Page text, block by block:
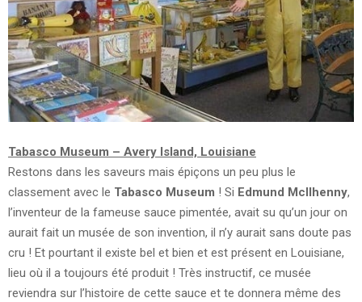
Tabasco Museum – Avery Island, Louisiane
Restons dans les saveurs mais épiçons un peu plus le
classement avec le Tabasco Museum ! Si Edmund Mcllhenny,
l’inventeur de la fameuse sauce pimentée, avait su qu’un jour on
aurait fait un musée de son invention, il n’y aurait sans doute pas
cru ! Et pourtant il existe bel et bien et est présent en Louisiane,
lieu où il a toujours été produit ! Très instructif, ce musée
reviendra sur l’histoire de cette sauce et te donnera même des